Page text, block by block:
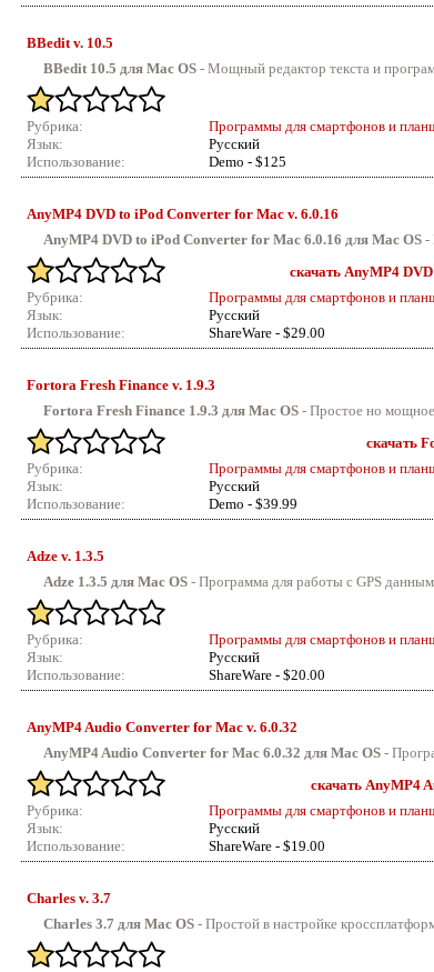
BBedit v. 10.5
BBedit 10.5 для Mac OS - Мощный редактор текста и
Рубрика:
Программы для смартфонов и
Язык:
Русский
Использование:
Demo - $125
AnyMP4 DVD to iPod Converter for Mac v. 6.0.16
AnyMP4 DVD to iPod Converter for Mac 6.0.16 для Mac OS -
скачать AnyMP4
Рубрика:
Программы для смартфонов и
Язык:
Русский
Использование:
ShareWare - $29.00
Fortora Fresh Finance v. 1.9.3
Fortora Fresh Finance 1.9.3 для Mac OS - Простое но
скачать
Рубрика:
Программы для смартфонов и
Язык:
Русский
Использование:
Demo - $39.99
Adze v. 1.3.5
Adze 1.3.5 для Mac OS - Программа для работы с GPS
Рубрика:
Программы для смартфонов и
Язык:
Русский
Использование:
ShareWare - $20.00
AnyMP4 Audio Converter for Mac v. 6.0.32
AnyMP4 Audio Converter for Mac 6.0.32 для Mac OS -
скачать AnyMP4
Рубрика:
Программы для смартфонов и
Язык:
Русский
Использование:
ShareWare - $19.00
Charles v. 3.7
Charles 3.7 для Mac OS - Простой в настройке